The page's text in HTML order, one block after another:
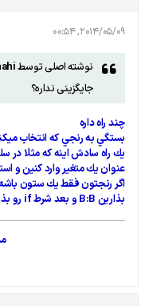
2014/05/09, 00:54
نوشته اصلی توسط
جایگزینی نداره؟
چند راه داره
بستگي به رنجي كه انتخاب
عنوان يك متغير وارد كنين و
بذارين B:B و بعد شرط if رو بذارين كه مقدارش خالي نباشه